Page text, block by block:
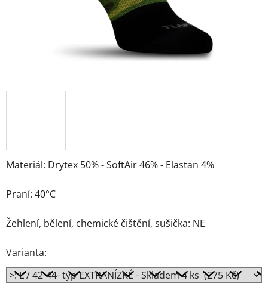
Materiál: Drytex 50% - SoftAir 46% - Elastan 4%
Praní: 40°C
Žehlení, bělení, chemické čištění, sušička: NE
Varianta: